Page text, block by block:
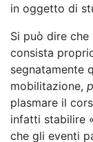
in oggetto di
Si può dire
consista
segnatamente
mobilitazione,
plasmare il
infatti stabilire
che gli eventi